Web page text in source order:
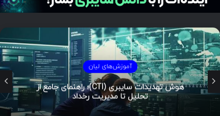
آموزش‌های لیان
هوش تهدیدات سایبری (CTI)؛ راهنمای جامع از
تحلیل تا مدیریت رخداد